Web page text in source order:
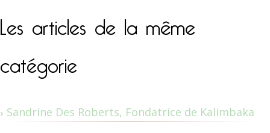
Les articles de la même
catégorie
Sandrine Des Roberts, Fondatrice de Kalimbaka